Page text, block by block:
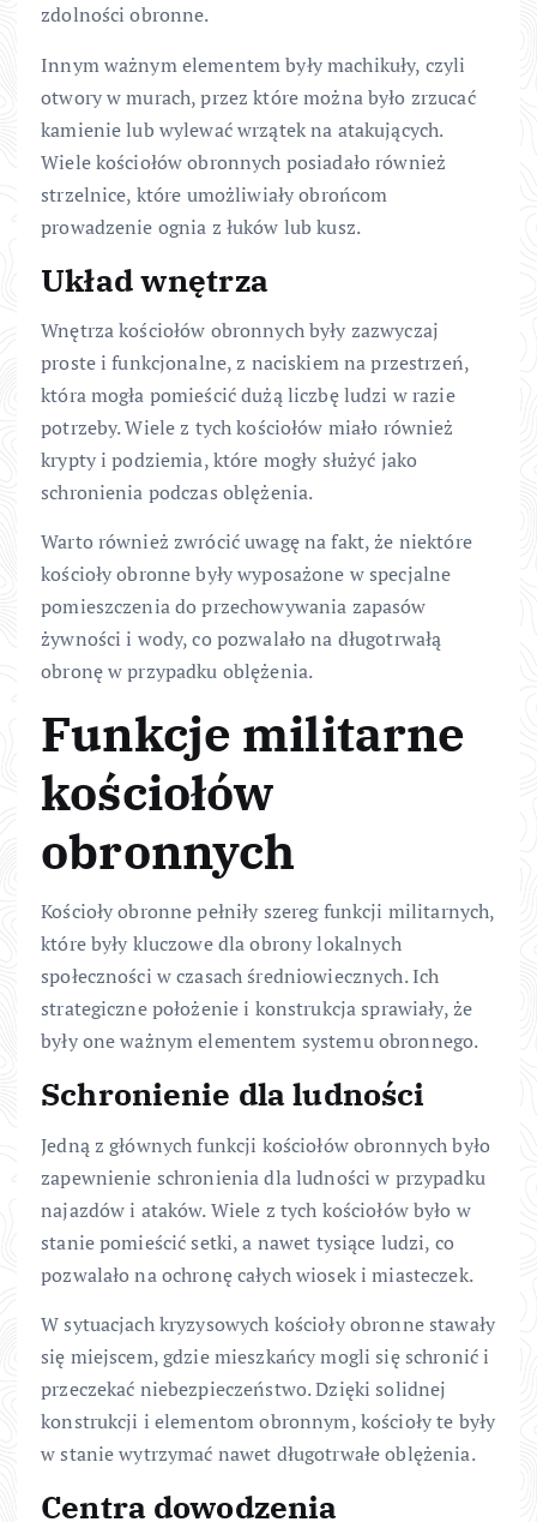
zdolności obronne.
Innym ważnym elementem były machikuły, czyli
otwory w murach, przez które można było zrzucać
kamienie lub wylewać wrzątek na atakujących.
Wiele kościołów obronnych posiadało również
strzelnice, które umożliwiały obrońcom
prowadzenie ognia z łuków lub kusz.
Układ wnętrza
Wnętrza kościołów obronnych były zazwyczaj
proste i funkcjonalne, z naciskiem na przestrzeń,
która mogła pomieścić dużą liczbę ludzi w razie
potrzeby. Wiele z tych kościołów miało również
krypty i podziemia, które mogły służyć jako
schronienia podczas oblężenia.
Warto również zwrócić uwagę na fakt, że niektóre
kościoły obronne były wyposażone w specjalne
pomieszczenia do przechowywania zapasów
żywności i wody, co pozwalało na długotrwałą
obronę w przypadku oblężenia.
Funkcje militarne
kościołów
obronnych
Kościoły obronne pełniły szereg funkcji militarnych,
które były kluczowe dla obrony lokalnych
społeczności w czasach średniowiecznych. Ich
strategiczne położenie i konstrukcja sprawiały, że
były one ważnym elementem systemu obronnego.
Schronienie dla ludności
Jedną z głównych funkcji kościołów obronnych było
zapewnienie schronienia dla ludności w przypadku
najazdów i ataków. Wiele z tych kościołów było w
stanie pomieścić setki, a nawet tysiące ludzi, co
pozwalało na ochronę całych wiosek i miasteczek.
W sytuacjach kryzysowych kościoły obronne stawały
się miejscem, gdzie mieszkańcy mogli się schronić i
przeczekać niebezpieczeństwo. Dzięki solidnej
konstrukcji i elementom obronnym, kościoły te były
w stanie wytrzymać nawet długotrwałe oblężenia.
Centra dowodzenia